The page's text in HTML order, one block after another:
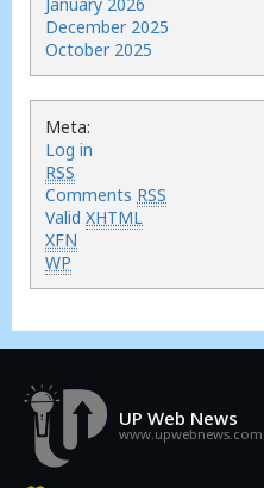
December 2025
October 2025
Meta:
Log in
RSS
Comments RSS
Valid XHTML
XFN
WP
UP Web News
www.upwebnews.com